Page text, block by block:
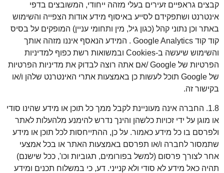
קבצים גראפיים זעירים בעלי מזהה ייחודי, המשובצים בדפי
אינטרנט ושתפקידם לסייע באיסוף מידע אודות הצפייה והשימוש
באתר וכן נתוני קהל (כגון גיל, מין ותחומי עניין) המופקים על בסיס
קוד קוד Google Analytics . המידע הנאסף איננו מזהה אותך
והשימוש שיעשה ב-Cookies ובמשואות רשת כפוף למדיניות
הפרטיות של Google /אם אתה רוצה לבדוק את מדיניות הפרטיות
של Google תוכל לעשות כן באמצעות אתרי האינטרנט שלהן ו/או
בקישור זה.
1.8. החברה אינה מעוניינת לקבל ממך כל תוכן או מידע שהינו סודי
או מוגן על ידי זכויות כלשהן והינך נדרש להימנע מלהעלות לאתר
ולפרסם בו כל מידע כאמור. על כן, ההתייחסות לכל תוכן או מידע
שתמסור לחברה ו/או תפרסם באמצעות האתר או בכל אמצעי
אחר לצורך פרסום (למשל בפורומים, תגוביות וכו', ככל שישנם)
תהיה כאל מידע לא סודי ולא קנייני. דע, כי במשלוח תכנים ומידע